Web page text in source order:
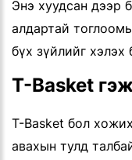
Энэ хуудсан дээр
алдартай
бүх зүйлийг хэлэх
T-Basket
T-Basket бол
авахын тулд